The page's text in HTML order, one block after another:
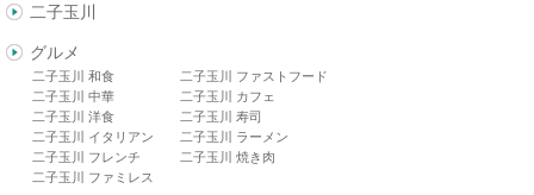
二子玉川
グルメ
二子玉川 和食
二子玉川 中華
二子玉川 洋食
二子玉川 イタリアン
二子玉川 フレンチ
二子玉川 ファミレス
二子玉川 ファストフード
二子玉川 カフェ
二子玉川 寿司
二子玉川 ラーメン
二子玉川 焼き肉